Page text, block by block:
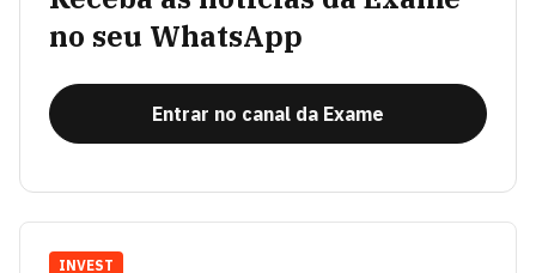
no seu WhatsApp
Entrar no canal da Exame
INVEST